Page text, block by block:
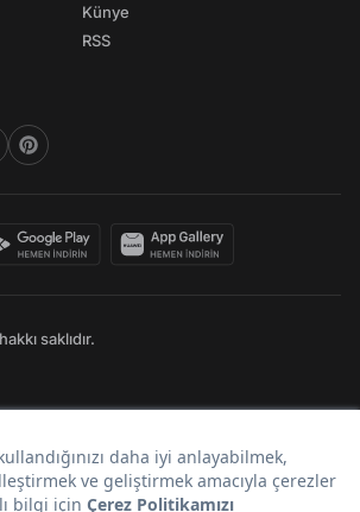
Künye
RSS
saklıdır.
markasıdır.